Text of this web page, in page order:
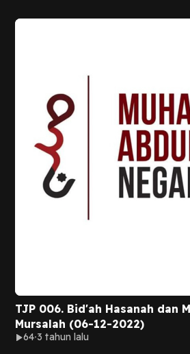
TJP 006. Bid'ah Hasanah dan
Mursalah (06-12-2022)
64 3 tahun lalu